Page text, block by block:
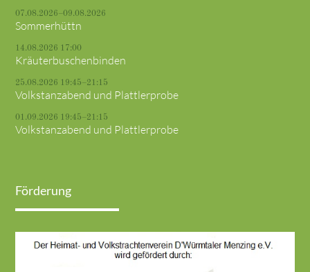
07.08.2026–09.08.2026
Sommerhüttn
14.08.2026 17:00
Kräuterbuschenbinden
25.08.2026 19:45–21:15
Volkstanzabend und Plattlerprobe
01.09.2026 19:45–21:15
Volkstanzabend und Plattlerprobe
Förderung